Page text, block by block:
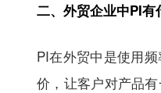
二、外贸企业中PI有
PI在外贸中是使用
价，让客户对产品